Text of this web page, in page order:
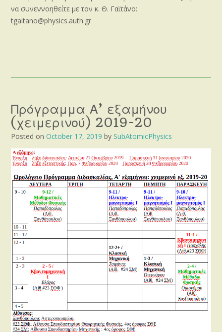
να συνεννοηθείτε με τον κ. Θ. Γαϊτάνο:
tgaitano@physics.auth.gr
Πρόγραμμα Α’ εξαμήνου
(χειμερινού) 2019-20
Posted on October 17, 2019 by SubAtomicPhysics